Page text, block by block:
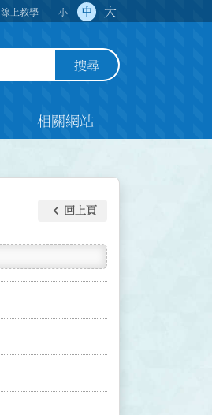
線上教學 小 中 大
搜尋
相關網站
keyboard_arrow_left 回上頁